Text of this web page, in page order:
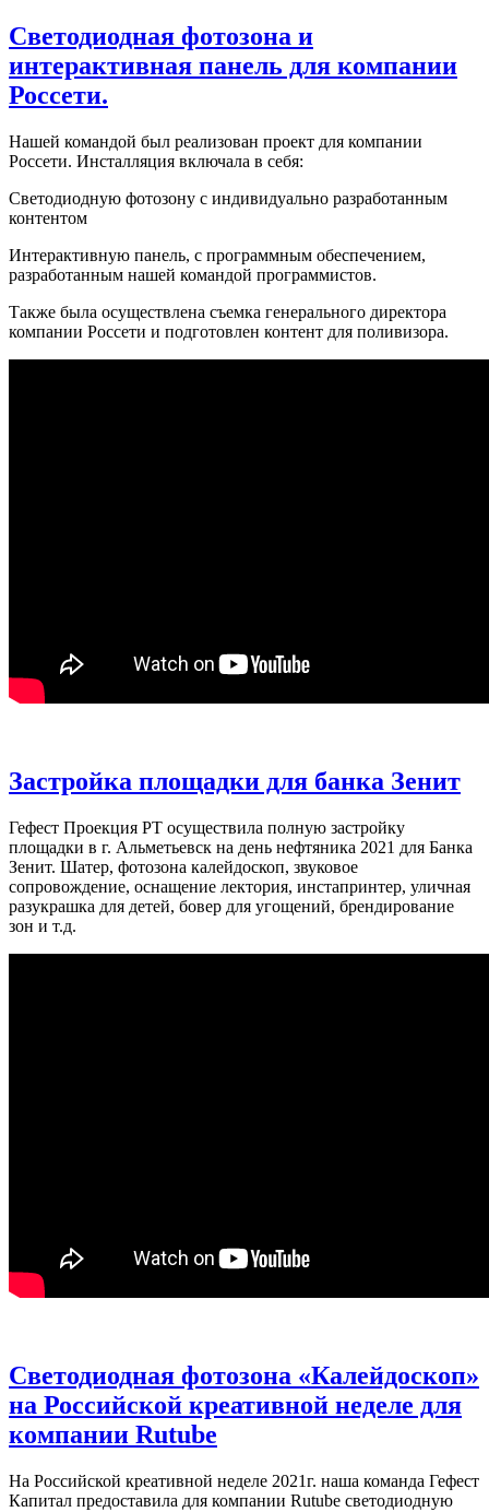
Светодиодная фотозона и
интерактивная панель для компании
Россети.
Нашей командой был реализован проект для компании
Россети. Инсталляция включала в себя:
Светодиодную фотозону с индивидуально разработанным
контентом
Интерактивную панель, с программным обеспечением,
разработанным нашей командой программистов.
Также была осуществлена съемка генерального директора
компании Россети и подготовлен контент для поливизора.
Застройка площадки для банка Зенит
Гефест Проекция РТ осуществила полную застройку
площадки в г. Альметьевск на день нефтяника 2021 для Банка
Зенит. Шатер, фотозона калейдоскоп, звуковое
сопровождение, оснащение лектория, инстапринтер, уличная
разукрашка для детей, бовер для угощений, брендирование
зон и т.д.
Cветодиодная фотозона «Калейдоскоп»
на Российской креативной неделе для
компании Rutube
На Российской креативной неделе 2021г. наша команда Гефест
Капитал предоставила для компании Rutube светодиодную